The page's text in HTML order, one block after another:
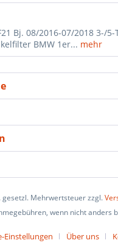
Bj. 08/2016-07/2018 3-/
BMW 1er... mehr
gesetzl. Mehrwertsteuer zzgl.
wenn nicht anders
Einstellungen Über uns